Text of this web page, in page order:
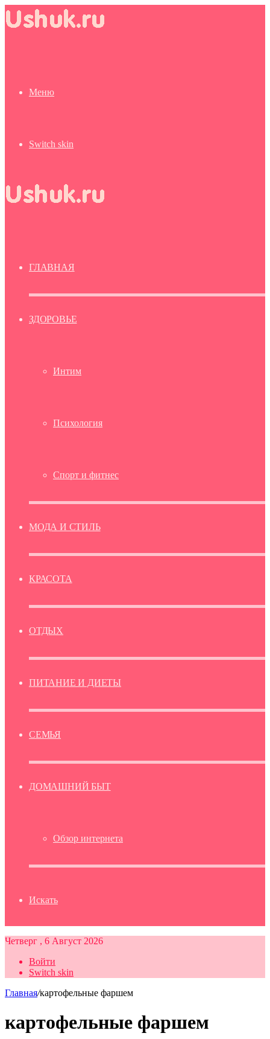
Меню
Switch skin
ГЛАВНАЯ
ЗДОРОВЬЕ
Интим
Психология
Спорт и фитнес
МОДА И СТИЛЬ
КРАСОТА
ОТДЫХ
ПИТАНИЕ И ДИЕТЫ
СЕМЬЯ
ДОМАШНИЙ БЫТ
Обзор интернета
Искать
Четверг , 6 Август 2026
Войти
Switch skin
Главная/картофельные фаршем
картофельные фаршем